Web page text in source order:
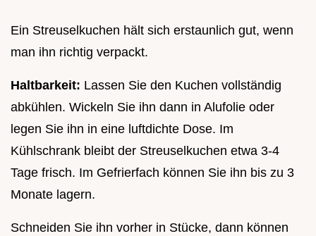
Ein Streuselkuchen hält sich erstaunlich gut, wenn
man ihn richtig verpackt.
Haltbarkeit: Lassen Sie den Kuchen vollständig
abkühlen. Wickeln Sie ihn dann in Alufolie oder
legen Sie ihn in eine luftdichte Dose. Im
Kühlschrank bleibt der Streuselkuchen etwa 3-4
Tage frisch. Im Gefrierfach können Sie ihn bis zu 3
Monate lagern.
Schneiden Sie ihn vorher in Stücke, dann können